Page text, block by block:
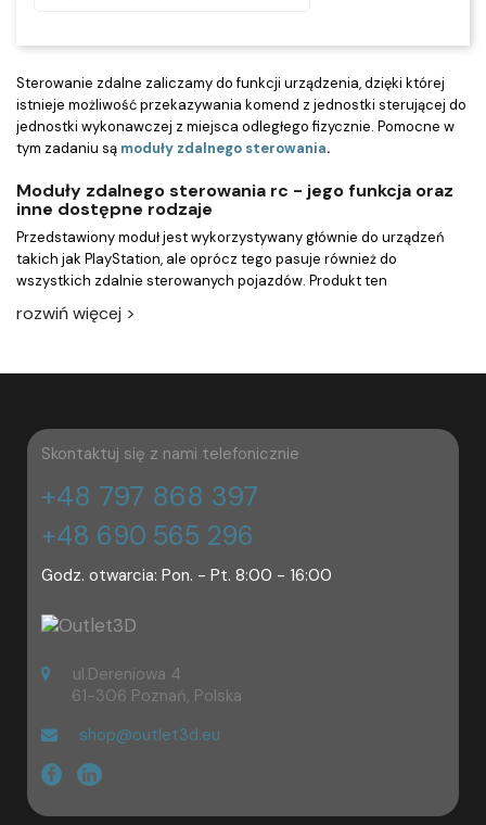
Sterowanie zdalne zaliczamy do funkcji urządzenia, dzięki której
istnieje możliwość przekazywania komend z jednostki sterującej do
jednostki wykonawczej z miejsca odległego fizycznie. Pomocne w
tym zadaniu są moduły zdalnego sterowania.
Moduły zdalnego sterowania rc - jego funkcja oraz
inne dostępne rodzaje
Przedstawiony moduł jest wykorzystywany głównie do urządzeń
takich jak PlayStation, ale oprócz tego pasuje również do
wszystkich zdalnie sterowanych pojazdów. Produkt ten
charakteryzuje daleki zasięg. Moduły przeznaczone do
wykorzystania w zabawkach dla dzieci posiadają gwarancję
na odległość sprzętem elektrycznym lub maszyną. Wewnątrz pilota
znajduje się moduł oraz układ, który generuje sygnały
nadajnika, który następnie wysyła sygnał do urządzenia. W naszym
zdalnego sterowania 12 V,
które umożliwiają realizację wielu
silnikami, siłownikami i innymi urządzeniami. Maksymalne obciążenie
przeznaczony do włączania i
m.in. oświetlenia, ogrzewania, klimatyzacji lub innych urządzeń
łączności radiowej, w które zostało wyposażone działa w odległości
V jak i 230 V, co sprawia, że jest doskonałym rozwiązaniem w
przypadku sterowania roletami, oknem, drzwiami, bramą, fotelem lub
rozwiń więcej >
Skontaktuj się z nami telefonicznie
+48 797 868 397
+48 690 565 296
Godz. otwarcia: Pon. - Pt. 8:00 - 16:00
ul.Dereniowa 4
61-306 Poznań, Polska
shop@outlet3d.eu